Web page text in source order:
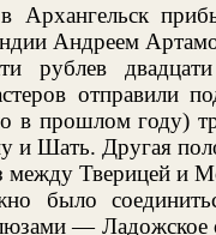
Архангельск
Андреем
рублев
отправили
в прошлом году)
Шать. Другая
Тверицей и
было
— Ладожское